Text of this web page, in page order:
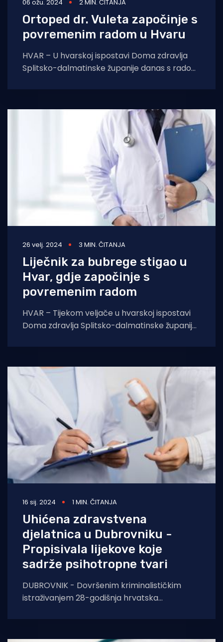
06 ožu. 2024 2 MIN. ČITANJA
Ortoped dr. Vuleta započinje s
povremenim radom u Hvaru
HVAR – U hvarskoj ispostavi Doma zdravlja
Splitsko-dalmatinske županije danas s radom
jednom dolasku
26 velj. 2024 3 MIN. ČITANJA
Liječnik za bubrege stigao u
Hvar, gdje započinje s
povremenim radom
HVAR – Tijekom veljače u hvarskoj ispostavi
Doma zdravlja Splitsko-dalmatinske županije
Mirko Luketin, započeo je
16 sij. 2024 1 MIN. ČITANJA
Uhićena zdravstvena
djelatnica u Dubrovniku -
Propisivala lijekove koje
sadrže psihotropne tvari
DUBROVNIK - Dovršenim kriminalističkim
istraživanjem 28-godišnja hrvatska
krivotvorenja službene ili poslovne isprave i